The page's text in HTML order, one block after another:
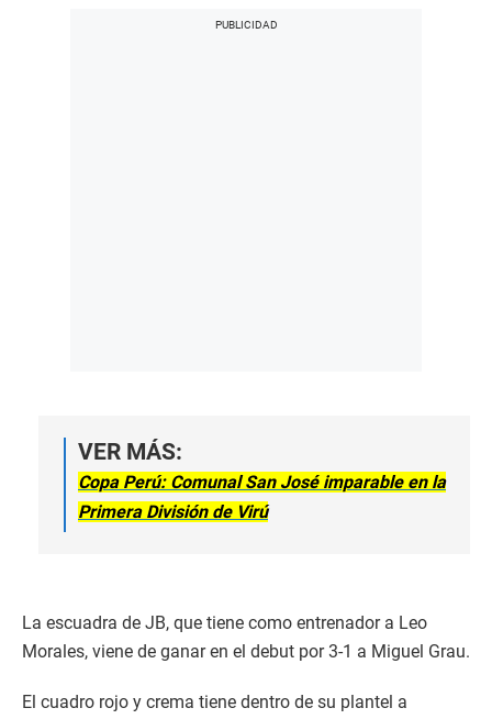
VER MÁS:
Copa Perú: Comunal San José imparable en la
Primera División de Virú
La escuadra de JB, que tiene como entrenador a Leo
Morales, viene de ganar en el debut por 3-1 a Miguel Grau.
El cuadro rojo y crema tiene dentro de su plantel a